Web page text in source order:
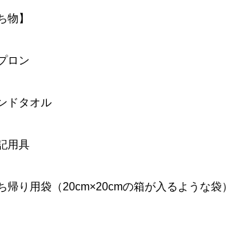
物】
ロン
ドタオル
用具
帰り用袋（20cm×20cmの箱が入るような袋）